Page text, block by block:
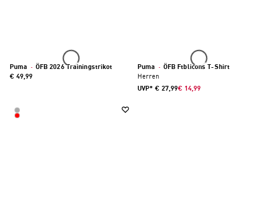
Puma · ÖFB 2026 Trainingstrikot
€ 49,99
Puma · ÖFB Ftblicons T-Shirt
Herren
UVP* € 27,99€ 14,99